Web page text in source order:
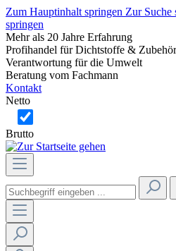
Zum Hauptinhalt springen Zur Suche
springen
Mehr als 20 Jahre Erfahrung
Profihandel für Dichtstoffe & Zubehör
Verantwortung für die Umwelt
Beratung vom Fachmann
Kontakt
Netto
Brutto